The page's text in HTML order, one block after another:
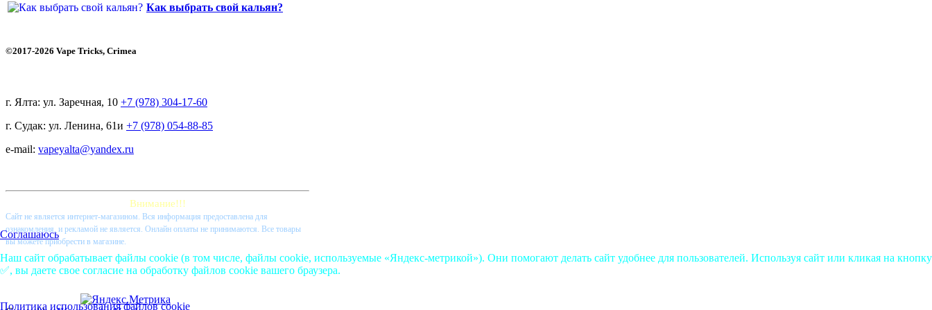
Как выбрать свой кальян?
©2017-2026 Vape Tricks, Crimea
г. Ялта: ул. Заречная, 10 +7 (978) 304-17-60
г. Судак: ул. Ленина, 61и +7 (978) 054-88-85
e-mail: vapeyalta@yandex.ru
Внимание!!!
Cайт не является интернет-магазином. Вся информация предоставлена для
ознакомления, и рекламой не является. Онлайн оплаты не принимаются. Все товары
вы можете приобрести в магазине.
Соглашаюсь
Наш сайт обрабатывает файлы cookie (в том числе, файлы cookie, используемые «Яндекс-метрикой»). Они помогают делать сайт удобнее для пользователей. Используя сайт или кликая на кнопку
✅, вы даете свое согласие на обработку файлов cookie вашего браузера.
Политика использования файлов cookie